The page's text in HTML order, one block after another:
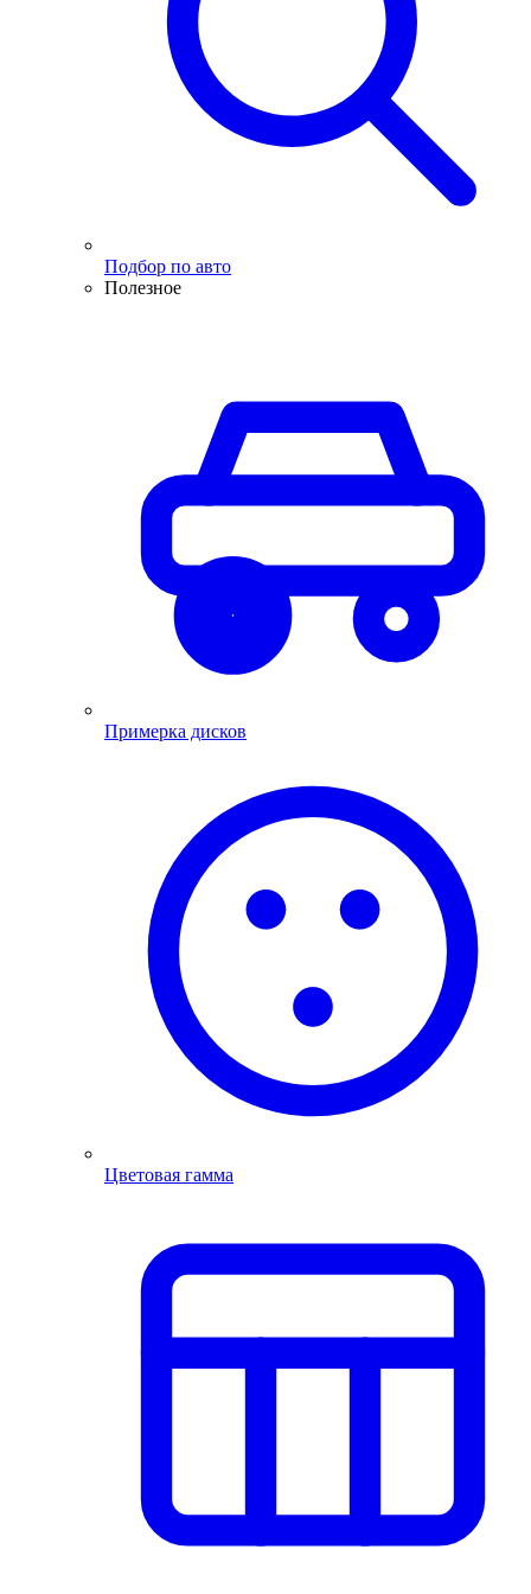
Подбор по авто
Полезное
Примерка дисков
Цветовая гамма